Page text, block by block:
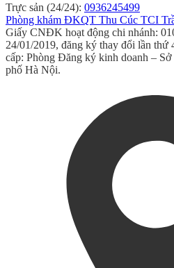
Trực sản (24/24): 0936245499
Phòng khám ĐKQT Thu Cúc TCI
Giấy CNĐK hoạt động chi nhánh:
24/01/2019, đăng ký thay đổi lần thứ
cấp: Phòng Đăng ký kinh doanh –
phố Hà Nội.